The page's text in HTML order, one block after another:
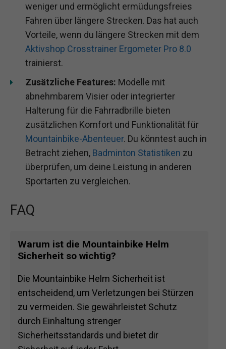
weniger und ermöglicht ermüdungsfreies
Fahren über längere Strecken. Das hat auch
Vorteile, wenn du längere Strecken mit dem
Aktivshop Crosstrainer Ergometer Pro 8.0
trainierst.
Zusätzliche Features: Modelle mit
abnehmbarem Visier oder integrierter
Halterung für die Fahrradbrille bieten
zusätzlichen Komfort und Funktionalität für
Mountainbike-Abenteuer. Du könntest auch in
Betracht ziehen, Badminton Statistiken zu
überprüfen, um deine Leistung in anderen
Sportarten zu vergleichen.
FAQ
Warum ist die Mountainbike Helm
Sicherheit so wichtig?
Die Mountainbike Helm Sicherheit ist
entscheidend, um Verletzungen bei Stürzen
zu vermeiden. Sie gewährleistet Schutz
durch Einhaltung strenger
Sicherheitsstandards und bietet dir